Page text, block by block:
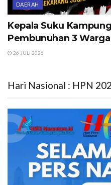
DAERAH
Kepala Suku
Pembunuhan 3
26 JULI 2026
Hari Nasional : HPN